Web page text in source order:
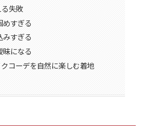
失敗
めすぎる
みすぎる
昧になる
コーデを自然に楽しむ着地